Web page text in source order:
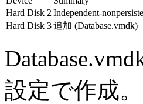
Hard Disk 2 Independent-
Hard Disk 3追加 (Database.vmdk)
設定で作成。